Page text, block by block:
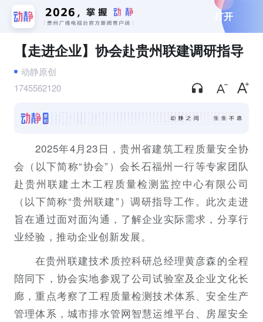
打开
【走进企业】协会赴贵州联建调研指导
动静原创
1745562120
2025年4月23日，贵州省建筑工程质量安全协
会（以下简称“协会”）会长石福州一行等专家团队
赴贵州联建土木工程质量检测监控中心有限公司
（以下简称“贵州联建”）调研指导工作。此次走进
旨在通过面对面沟通，了解企业实际需求，分享行
业经验，推动企业创新发展。
在贵州联建技术质控科研总经理黄彦森的全程
陪同下，协会实地参观了公司试验室及企业文化长
廊，重点考察了工程质量检测技术体系、安全生产
管理体系，城市排水管网智慧运维平台、房屋安全